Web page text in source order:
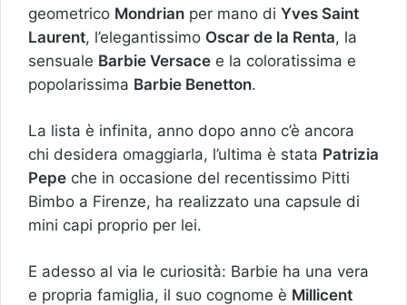
geometrico Mondrian per mano di Yves Saint
Laurent, l’elegantissimo Oscar de la Renta, la
sensuale Barbie Versace e la coloratissima e
popolarissima Barbie Benetton.
La lista è infinita, anno dopo anno c’è ancora
chi desidera omaggiarla, l’ultima è stata Patrizia
Pepe che in occasione del recentissimo Pitti
Bimbo a Firenze, ha realizzato una capsule di
mini capi proprio per lei.
E adesso al via le curiosità: Barbie ha una vera
e propria famiglia, il suo cognome è Millicent